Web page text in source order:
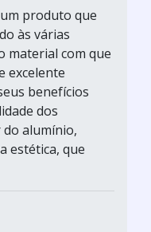
produto que
às várias
material com que
excelente
benefícios
dos
alumínio,
estética, que